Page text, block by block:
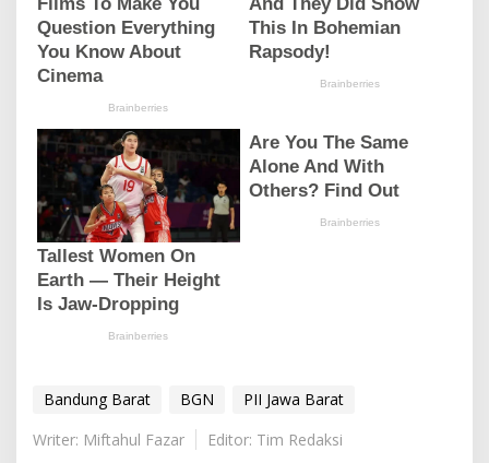
Bandung Barat BGN
PII Jawa Barat
Writer: Miftahul Fazar
Editor: Tim Redaksi